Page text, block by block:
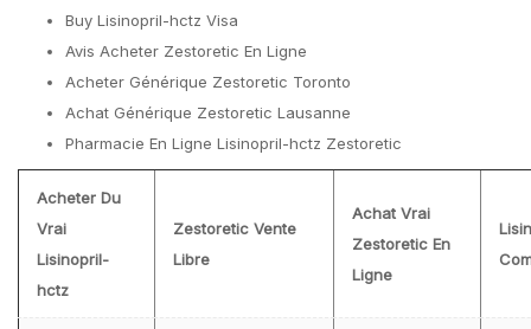
Buy Lisinopril-hctz Visa
Avis Acheter Zestoretic En Ligne
Acheter Générique Zestoretic Toronto
Achat Générique Zestoretic Lausanne
Pharmacie En Ligne Lisinopril-hctz Zestoretic
Acheter Du
Vrai
Lisinopril-
hctz
Zestoretic Vente
Libre
Achat Vrai
Zestoretic En
Ligne